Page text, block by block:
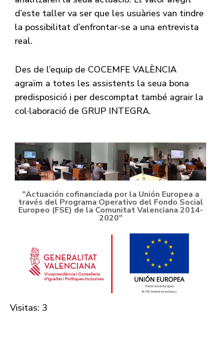
d’este taller va ser que les usuàries van tindre
la possibilitat d’enfrontar-se a una entrevista
real.
Des de l’equip de COCEMFE VALÈNCIA
agraïm a totes les assistents la seua bona
predisposició i per descomptat també agrair la
col·laboració de GRUP INTEGRA.
"Actuación cofinanciada por la Unión Europea a
través del Programa Operativo del Fondo Social
Europeo (FSE) de la Comunitat Valenciana 2014-
2020"
Visitas: 3